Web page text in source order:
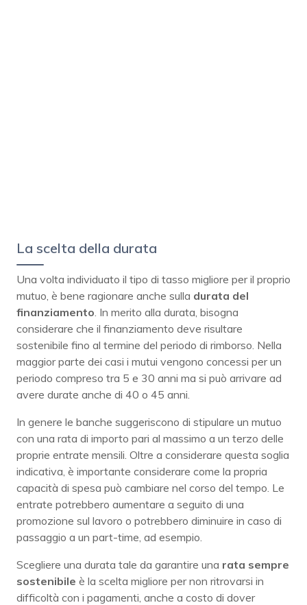
La scelta della durata
Una volta individuato il tipo di tasso migliore per il proprio
mutuo, è bene ragionare anche sulla durata del
finanziamento . In merito alla durata, bisogna
considerare che il finanziamento deve risultare
sostenibile fino al termine del periodo di rimborso. Nella
maggior parte dei casi i mutui vengono concessi per un
periodo compreso tra 5 e 30 anni ma si può arrivare ad
avere durate anche di 40 o 45 anni.
In genere le banche suggeriscono di stipulare un mutuo
con una rata di importo pari al massimo a un terzo delle
proprie entrate mensili. Oltre a considerare questa soglia
indicativa, è importante considerare come la propria
capacità di spesa può cambiare nel corso del tempo. Le
entrate potrebbero aumentare a seguito di una
promozione sul lavoro o potrebbero diminuire in caso di
passaggio a un part-time, ad esempio.
Scegliere una durata tale da garantire una rata sempre
sostenibile è la scelta migliore per non ritrovarsi in
difficoltà con i pagamenti, anche a costo di dover